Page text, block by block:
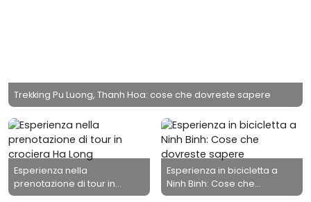
Trekking Pu Luong, Thanh Hoa: cose che dovreste sapere
Esperienza nella
prenotazione di tour in
crociera Ha Long
Esperienza in bicicletta a
Ninh Binh: Cose che
dovreste sapere